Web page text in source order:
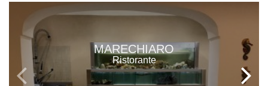
MARECHIARO
Ristorante